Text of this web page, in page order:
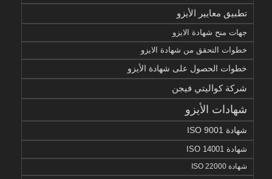
تطبيق معايير الأيزو
جهات منح شهادة الايزو
خطوات التحقق من شهادة الايزو
خطوات الحصول على شهادة الأيزو
شركة كواليتي فيجن
شهادات الأيزو
شهادة ISO 9001
شهادة ISO 14001
شهادة ISO 22000